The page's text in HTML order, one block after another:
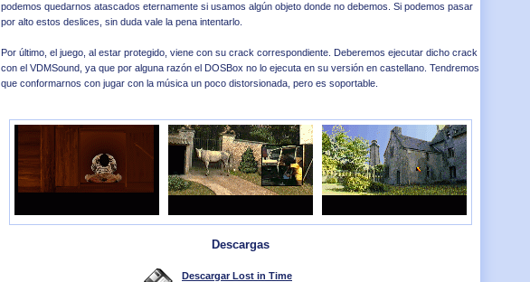
podemos quedarnos atascados eternamente si usamos algún objeto donde no debemos. Si podemos pasar
por alto estos deslices, sin duda vale la pena intentarlo.
Por último, el juego, al estar protegido, viene con su crack correspondiente. Deberemos ejecutar dicho crack
con el VDMSound, ya que por alguna razón el DOSBox no lo ejecuta en su versión en castellano. Tendremos
que conformarnos con jugar con la música un poco distorsionada, pero es soportable.
Descargas
Descargar Lost in Time